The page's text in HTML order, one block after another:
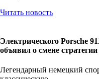
Читать новость
Электрического Porsche
объявил о смене стратегии
Легендарный немецкий